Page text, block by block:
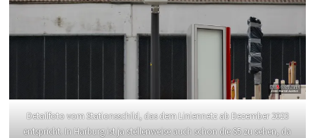
Detailfoto vom Stationsschild, das dem Liniennetz ab Dezember 2023
entspricht. In Harburg ist ja stellenweise auch schon die S5 zu sehen, da